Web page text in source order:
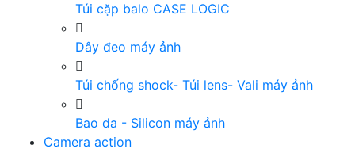
Túi cặp balo CASE LOGIC
Dây đeo máy ảnh
Túi chống shock- Túi lens- Vali máy ảnh
Bao da - Silicon máy ảnh
Camera action